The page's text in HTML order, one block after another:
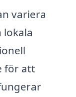
variera
för att